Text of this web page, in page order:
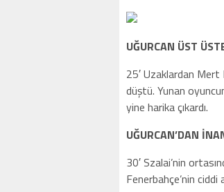
UĞURCAN ÜST
25′ Uzaklardan Mert
düştü. Yunan
yine harika çıkardı.
UĞURCAN’DAN
30′ Szalai’nin
Fenerbahçe’nin ciddi